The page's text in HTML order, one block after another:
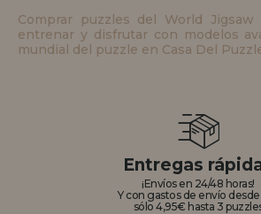
Comprar puzzles del World Jigsaw
entrenar y disfrutar con modelos
mundial del puzzle en Casa Del
Entregas
¡Envíos en 24/48 horas!
Y con gastos de envío
sólo 4,95€ hasta 3